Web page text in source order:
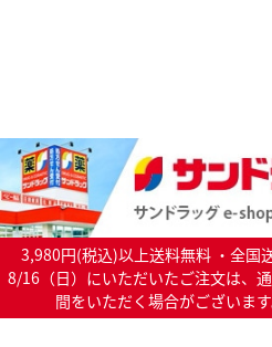
3,980円(税込)以上送料無料 ・全国
8/16（日）にいただいたご注文は、
間をいただく場合がございま